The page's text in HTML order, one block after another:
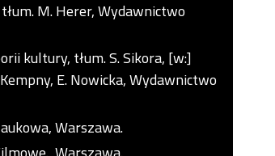
M. Herer, Wydawnictwo
kultury, tłum. S. Sikora, [w:]
E. Nowicka, Wydawnictwo
Warszawa.